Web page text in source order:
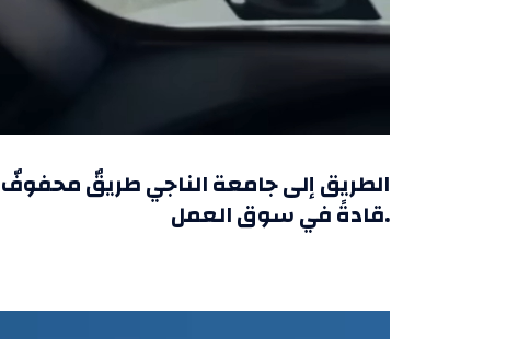
الطريق إلى جامعة الناجي طريقٌ
قادةً في سوق العمل.